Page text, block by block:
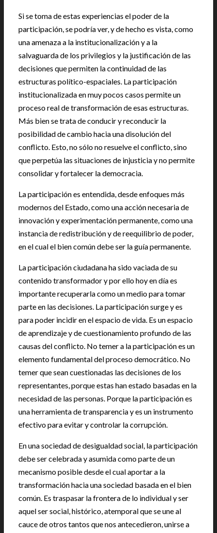
Si se toma de estas experiencias el poder de la
participación, se podría ver, y de hecho es vista, como
una amenaza a la institucionalización y a la
salvaguarda de los privilegios y la justificación de las
decisiones que permiten la continuidad de las
estructuras político-espaciales. La participación
institucionalizada en muy pocos casos permite un
proceso real de transformación de esas estructuras.
Más bien se trata de conducir y reconducir la
posibilidad de cambio hacia una disolución del
conflicto. Esto, no sólo no resuelve el conflicto, sino
que perpetúa las situaciones de injusticia y no permite
consolidar y fortalecer la democracia.
La participación es entendida, desde enfoques más
modernos del Estado, como una acción necesaria de
innovación y experimentación permanente, como una
instancia de redistribución y de reequilibrio de poder,
en el cual el bien común debe ser la guía permanente.
La participación ciudadana ha sido vaciada de su
contenido transformador y por ello hoy en día es
importante recuperarla como un medio para tomar
parte en las decisiones. La participación surge y es
para poder incidir en el espacio de vida. Es un espacio
de aprendizaje y de cuestionamiento profundo de las
causas del conflicto. No temer a la participación es un
elemento fundamental del proceso democrático. No
temer que sean cuestionadas las decisiones de los
representantes, porque estas han estado basadas en la
necesidad de las personas. Porque la participación es
una herramienta de transparencia y es un instrumento
efectivo para evitar y controlar la corrupción.
En una sociedad de desigualdad social, la participación
debe ser celebrada y asumida como parte de un
mecanismo posible desde el cual aportar a la
transformación hacia una sociedad basada en el bien
común. Es traspasar la frontera de lo individual y ser
aquel ser social, histórico, atemporal que se une al
cauce de otros tantos que nos antecedieron, unirse a